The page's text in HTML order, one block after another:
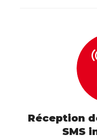
Réception
SMS